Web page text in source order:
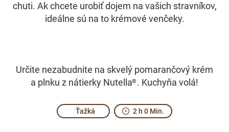
chuti. Ak chcete urobiť dojem na vašich stravníkov,
ideálne sú na to krémové venčeky.
Určite nezabudnite na skvelý pomarančový krém
a plnku z nátierky Nutella® . Kuchyňa volá!
Ťažká 2 h 0 Min.